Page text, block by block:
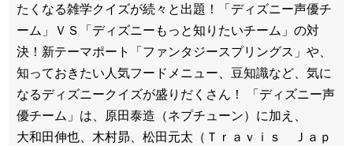
たくなる雑学クイズが続々と出題！「ディズニー声優チ
ーム」ＶＳ「ディズニーもっと知りたいチーム」の対
決！新テーマポート「ファンタジースプリングス」や、
知っておきたい人気フードメニュー、豆知識など、気に
なるディズニークイズが盛りだくさん！ 「ディズニー声
優チーム」は、原田泰造（ネプチューン）に加え、
大和田伸也、木村昴、松田元太（Ｔｒａｖｉｓ Ｊａｐ